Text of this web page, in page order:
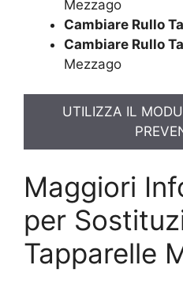
Mezzago
Cambiare Rullo
Cambiare Rullo
Mezzago
UTILIZZA IL
Maggiori
per
Tapparelle